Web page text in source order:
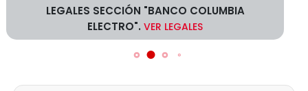
LEGALES SECCIÓN "BANCO COLUMBIA
ELECTRO".VER LEGALES